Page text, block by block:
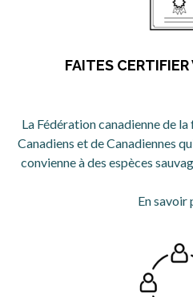
FAITES
La Fédération canadienne de
Canadiens et de Canadiennes
convienne à des espèces
En savoir